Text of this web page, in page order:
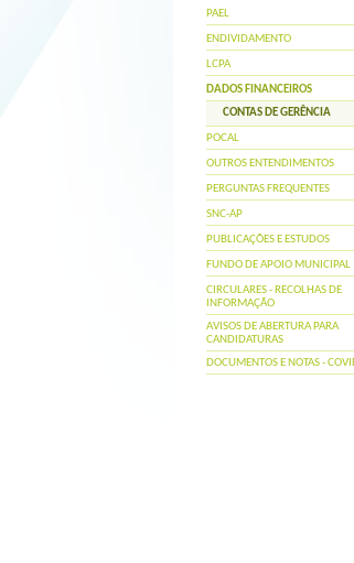
PAEL
ENDIVIDAMENTO
LCPA
DADOS FINANCEIROS
CONTAS DE GERÊNCIA
POCAL
OUTROS ENTENDIMENTOS
PERGUNTAS FREQUENTES
SNC-AP
PUBLICAÇÕES E ESTUDOS
FUNDO DE APOIO MUNICIPAL
CIRCULARES - RECOLHAS DE
INFORMAÇÃO
AVISOS DE ABERTURA PARA
CANDIDATURAS
DOCUMENTOS E NOTAS -